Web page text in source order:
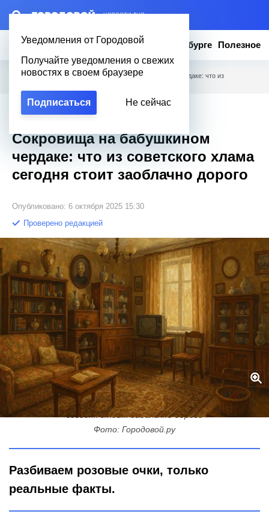
– НОВОСТИ ДНЯ
Уведомления от Городовой
Получайте уведомления о свежих
новостях в своем браузере
Подписаться Не сейчас
Новости Эксклюзив Вопросы о Петербурге Полезное
Городовой Полезное / Сокровища на бабушкином чердаке: что из
Эксклюзив
Сокровища на бабушкином
чердаке: что из советского хлама
сегодня стоит заоблачно дорого
Опубликовано: 6 октября 2025 15:30
Проверено редакцией
Сокровища на бабушкином чердаке: что из советского хлама
сегодня стоит заоблачно дорого
Фото: Городовой.ру
Разбиваем розовые очки, только
реальные факты.